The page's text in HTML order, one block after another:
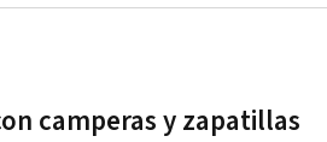
camperas y zapatillas